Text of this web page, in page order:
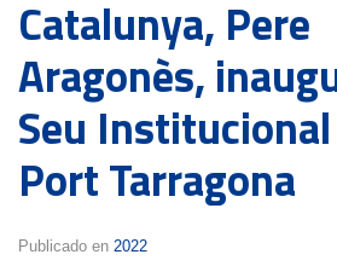
Catalunya, Pere
Aragonès,
Seu
Port Tarragona
Publicado en 2022